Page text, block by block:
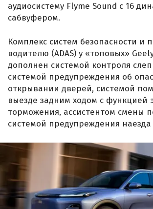
аудиосистему Flyme Sound с 16
сабвуфером.
Комплекс систем безопасности и
водителю (ADAS) у «топовых» Geely
дополнен системой контроля
системой предупреждения об
открывании дверей, системой
выезде задним ходом с функцией
торможения, ассистентом смены
системой предупреждения наезда